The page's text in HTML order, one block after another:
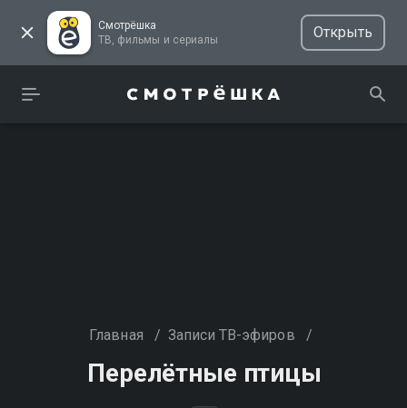
Смотрёшка
ТВ, фильмы и сериалы
Открыть
Главная / Записи ТВ-эфиров /
Перелётные птицы